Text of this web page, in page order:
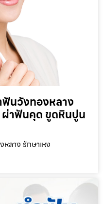
นวังทองหลาง
ผ่าฟันคุด ขูดหินปูน
ลาง รักษาเหง